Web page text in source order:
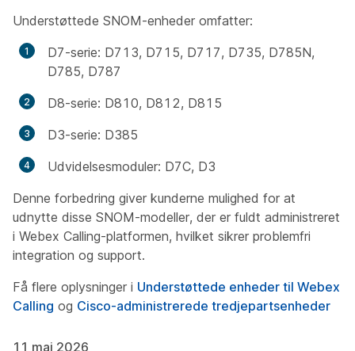
Understøttede SNOM-enheder omfatter:
D7-serie: D713, D715, D717, D735, D785N,
D785, D787
D8-serie: D810, D812, D815
D3-serie: D385
Udvidelsesmoduler: D7C, D3
Denne forbedring giver kunderne mulighed for at
udnytte disse SNOM-modeller, der er fuldt administreret
i Webex Calling-platformen, hvilket sikrer problemfri
integration og support.
Få flere oplysninger i Understøttede enheder til Webex
Calling og Cisco-administrerede tredjepartsenheder
11 maj 2026